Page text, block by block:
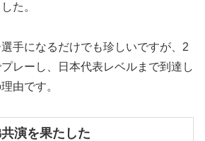
た。
手になるだけでも珍しいですが、2
レーし、日本代表レベルまで到達し
由です。
演を果たした